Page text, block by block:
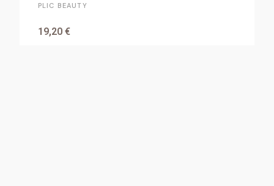
PLIC BEAUTY
19,20 €